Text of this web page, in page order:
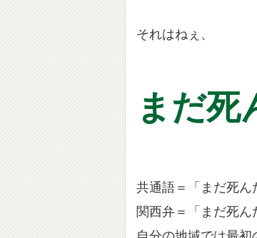
それはねぇ、
まだ死
共通語＝「まだ死ん
関西弁＝「まだ死ん